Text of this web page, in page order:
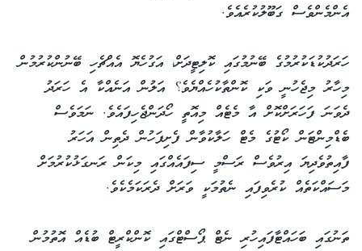
އެންމެންވެސް ގަބޫލުކުރެއެވެ.
ހަރަދުކުޑަކުރުމުގެ ބޭނުމުގައި ކޮލިޓީދަށް، އަގުހެޔޮ އެއްޗެހި ބޭނުންކުރުމުން
މިހާރު މިޖެހުނީ ވަކި ކޮންތާކުހެއްޔެވެ؟ އަލުން އަނެއްކާ އެ ހަރަދު
ދެވަނަ ފަހަރަށްކޮށް އާ މެޓެއް މިއޮތީ ހޯދަންޖެހިފައެވެ. ނަމަވެސް
ބެޑްމިންޓަން ކޯޓުގެ މެޓް ހަލާކުވާން ފެށިފަހުން ދެތިން އަހަރު
ފާއިތުވެދިޔަ އިރުވެސް ރަސްމީ ސިފައެއްގައި މިކަން ރަނގަޅުކުރުމަށް
މަސައްކަތެއް ކުރެވިފައި ނެތުމަކީ ވަރަށް ދެރަކަމެކެވެ.
ތަނުގައި ބަހައްޓާފައިހުރި ނެޓް ޕޯސްޓްގައި ކޮންކްރީޓް ބުޑެއް އޮތުމުން